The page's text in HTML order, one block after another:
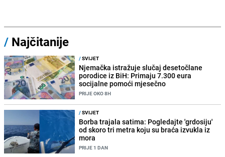
/ Najčitanije
/SVIJET
Njemačka istražuje slučaj desetočlane
porodice iz BiH: Primaju 7.300 eura
socijalne pomoći mjesečno
PRIJE OKO 8H
/SVIJET
Borba trajala satima: Pogledajte 'grdosiju'
od skoro tri metra koju su braća izvukla iz
mora
PRIJE 1 DAN